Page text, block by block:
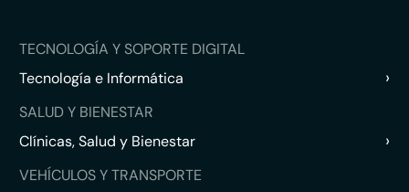
TECNOLOGÍA Y SOPORTE DIGITAL
Tecnología e Informática
›
SALUD Y BIENESTAR
Clínicas, Salud y Bienestar
›
VEHÍCULOS Y TRANSPORTE